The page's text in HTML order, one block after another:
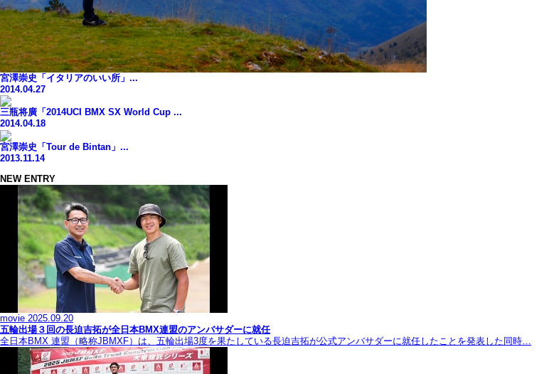
宮澤崇史「イタリアのいい所」...
2014.04.27
三瓶将廣「2014UCI BMX SX World Cup ...
2014.04.18
宮澤崇史「Tour de Bintan」...
2013.11.14
NEW ENTRY
movie 2025.09.20
五輪出場３回の長迫吉拓が全日本BMX連盟のアンバサダーに就任
全日本BMX 連盟（略称JBMXF）は、五輪出場3度を果たしている長迫吉拓が公式アンバサダーに就任したことを発表した同時…